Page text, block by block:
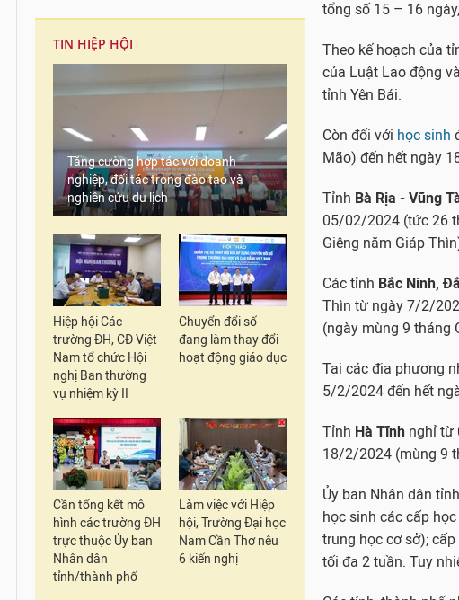
TIN HIỆP HỘI
Tăng cường hợp tác với doanh
nghiệp, đối tác trong đào tạo và
nghiên cứu du lịch
Hiệp hội Các
trường ĐH, CĐ Việt
Nam tổ chức Hội
nghị Ban thường
vụ nhiệm kỳ II
Chuyển đổi số
đang làm thay đổi
hoạt động giáo dục
Cần tổng kết mô
hình các trường ĐH
trực thuộc Ủy ban
Nhân dân
tỉnh/thành phố
Làm việc với Hiệp
hội, Trường Đại học
Nam Cần Thơ nêu
6 kiến nghị
05/02/2024 (tức 26
Giêng năm Giáp
Thìn từ ngày 7/2/
(ngày mùng 9 tháng
Tại các địa phương
5/2/2024 đến hết
18/2/2024 (mùng 9
Ủy ban Nhân dân
trung học cơ sở);
tối đa 2 tuần. Tuy
Các tỉnh, thành phố
thực hiện đúng quy